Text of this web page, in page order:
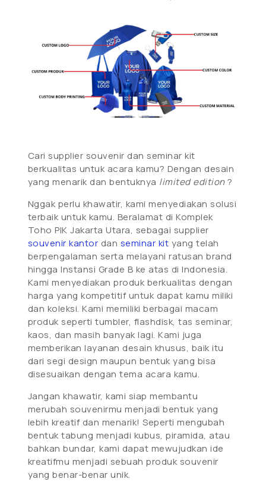
Cari supplier souvenir dan seminar kit
berkualitas untuk acara kamu? Dengan desain
yang menarik dan bentuknya limited edition?
Nggak perlu khawatir, kami menyediakan solusi
terbaik untuk kamu. Beralamat di Komplek
Toho PIK Jakarta Utara, sebagai supplier
souvenir kantor dan seminar kit yang telah
berpengalaman serta melayani ratusan brand
hingga Instansi Grade B ke atas di Indonesia.
Kami menyediakan produk berkualitas dengan
harga yang kompetitif untuk dapat kamu miliki
dan koleksi. Kami memiliki berbagai macam
produk seperti tumbler, flashdisk, tas seminar,
kaos, dan masih banyak lagi. Kami juga
memberikan layanan desain khusus, baik itu
dari segi design maupun bentuk yang bisa
disesuaikan dengan tema acara kamu.
Jangan khawatir, kami siap membantu
merubah souvenirmu menjadi bentuk yang
lebih kreatif dan menarik! Seperti mengubah
bentuk tabung menjadi kubus, piramida, atau
bahkan bundar, kami dapat mewujudkan ide
kreatifmu menjadi sebuah produk souvenir
yang benar-benar unik.